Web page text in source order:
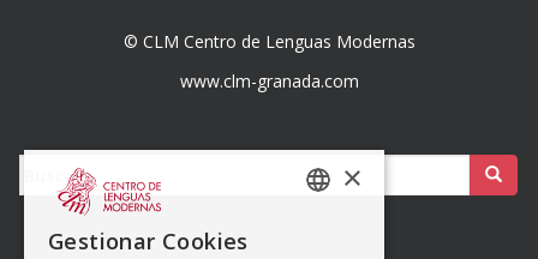
© CLM Centro de Lenguas Modernas
www.clm-granada.com
Buscar: ×
Gestionar Cookies